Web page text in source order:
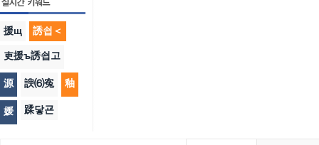
援щ 誘쇱＜
吏援ъ誘쇱고
源 諛⑹寃 釉
媛 蹂닿굔